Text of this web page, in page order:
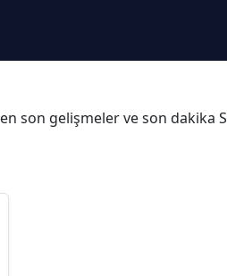
son gelişmeler ve son dakika